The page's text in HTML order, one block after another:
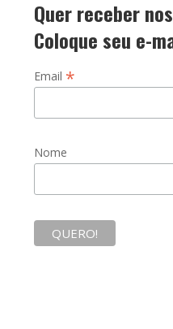
Quer receber
Coloque seu e-
Email *
Nome